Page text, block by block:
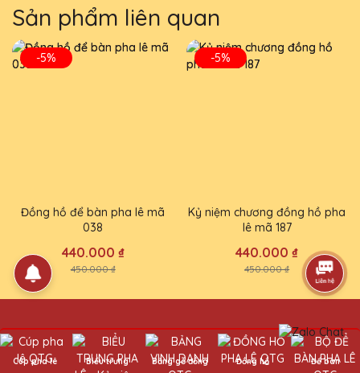
Sản phẩm liên quan
-5%
Đồng hồ để bàn pha lê mã
038
440.000 ₫
450.000 ₫
-5%
Kỷ niệm chương đồng hồ pha
lê mã 187
440.000 ₫
450.000 ₫
Cúp pha lê Biểu trưng Bảng gỗ đồng Đồng hồ Để bàn